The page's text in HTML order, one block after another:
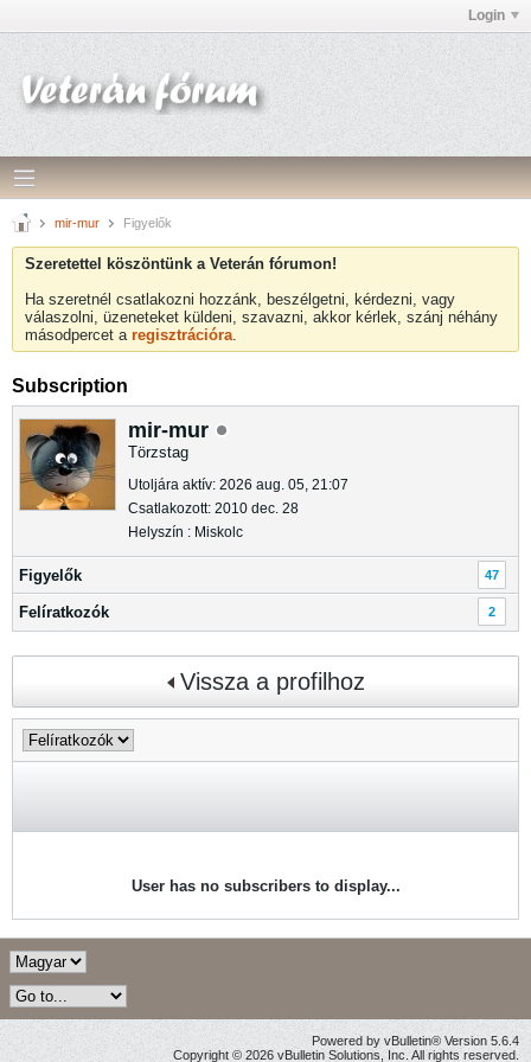
Login
mir-mur Figyelők
Szeretettel köszöntünk a Veterán fórumon!
Ha szeretnél csatlakozni hozzánk, beszélgetni, kérdezni, vagy
válaszolni, üzeneteket küldeni, szavazni, akkor kérlek, szánj néhány
másodpercet a regisztrációra.
Subscription
mir-mur
Törzstag
Utoljára aktív: 2026 aug. 05, 21:07
Csatlakozott: 2010 dec. 28
Helyszín : Miskolc
Figyelők 47
Felíratkozók 2
Vissza a profilhoz
User has no subscribers to display...
Powered by vBulletin® Version 5.6.4
Copyright © 2026 vBulletin Solutions, Inc. All rights reserved.